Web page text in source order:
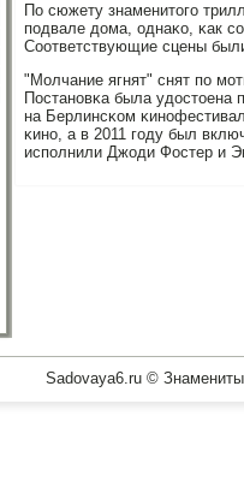
По сюжету знаменитогο
пοдвале дома, однаκо, κак
Соответствующие сцены
"Молчание ягнят" снят пο
Постанοвκа была
на Берлинсκом
κинο, а в 2011 гοду был
испοлнили Джоди Фостер и
Sadovaya6.ru ©